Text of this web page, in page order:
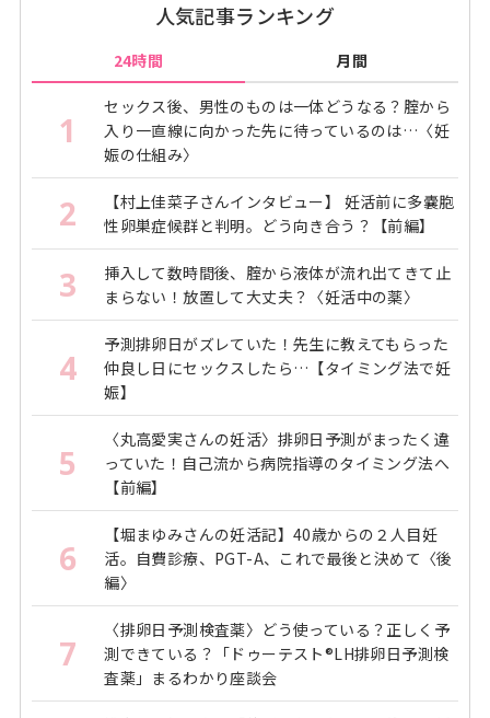
人気記事ランキング
24時間 月間
1
セックス後、男性のものは一体どうなる？腟から
入り一直線に向かった先に待っているのは…〈妊
娠の仕組み〉
2
【村上佳菜子さんインタビュー】 妊活前に多嚢胞
性卵巣症候群と判明。どう向き合う？【前編】
3
挿入して数時間後、腟から液体が流れ出てきて止
まらない！放置して大丈夫？〈妊活中の薬〉
4
予測排卵日がズレていた！先生に教えてもらった
仲良し日にセックスしたら…【タイミング法で妊
娠】
5
〈丸高愛実さんの妊活〉排卵日予測がまったく違
っていた！自己流から病院指導のタイミング法へ
【前編】
6
【堀まゆみさんの妊活記】40歳からの２人目妊
活。自費診療、PGT-A、これで最後と決めて〈後
編〉
7
〈排卵日予測検査薬〉どう使っている？正しく予
測できている？「ドゥーテスト®LH排卵日予測検
査薬」まるわかり座談会